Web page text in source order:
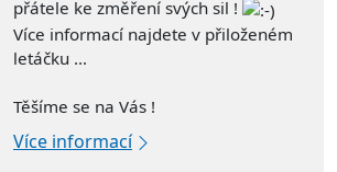
přátele ke změření svých sil !
Více informací najdete v přiloženém
letáčku ...
Těšíme se na Vás !
Více informací